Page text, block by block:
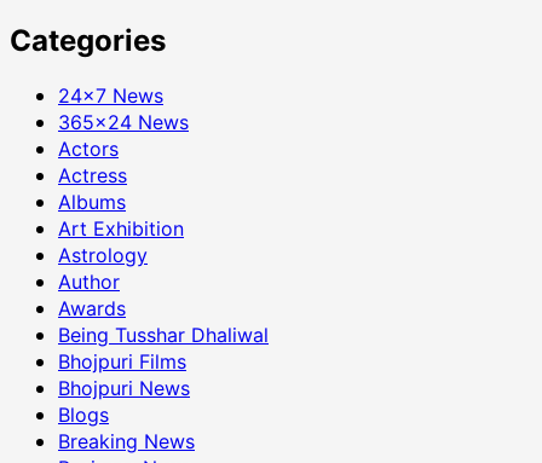
Categories
24×7 News
365×24 News
Actors
Actress
Albums
Art Exhibition
Astrology
Author
Awards
Being Tusshar Dhaliwal
Bhojpuri Films
Bhojpuri News
Blogs
Breaking News